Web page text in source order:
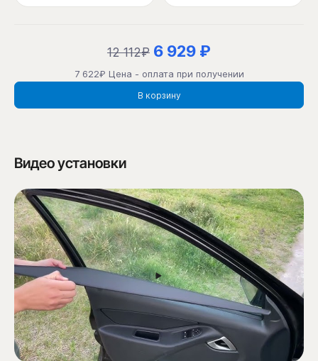
12 112₽ 6 929 ₽
7 622₽ Цена - оплата при получении
В корзину
Видео установки